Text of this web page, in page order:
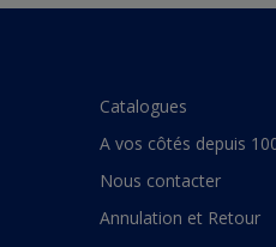
Catalogues
A vos côtés depuis
Nous contacter
Annulation et Retour